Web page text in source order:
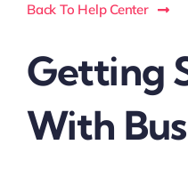
Back To Help Center
Getting
With